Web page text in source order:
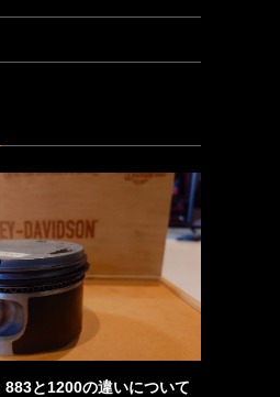
883と1200の違いについて